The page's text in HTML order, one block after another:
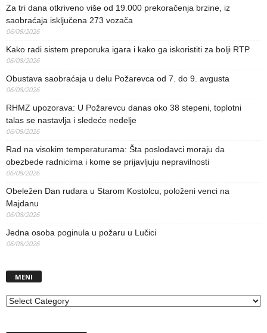
Za tri dana otkriveno više od 19.000 prekoračenja brzine, iz
saobraćaja isključena 273 vozača
06/08/2026
Kako radi sistem preporuka igara i kako ga iskoristiti za bolji RTP
06/08/2026
Obustava saobraćaja u delu Požarevca od 7. do 9. avgusta
06/08/2026
RHMZ upozorava: U Požarevcu danas oko 38 stepeni, toplotni
talas se nastavlja i sledeće nedelje
06/08/2026
Rad na visokim temperaturama: Šta poslodavci moraju da
obezbede radnicima i kome se prijavljuju nepravilnosti
06/08/2026
Obeležen Dan rudara u Starom Kostolcu, položeni venci na
Majdanu
06/08/2026
Jedna osoba poginula u požaru u Lučici
06/08/2026
MENI
MENI